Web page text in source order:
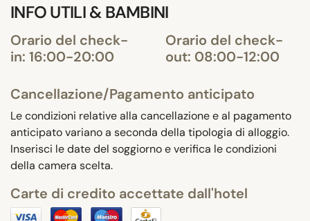
INFO UTILI & BAMBINI
Orario del check-
in: 16:00-20:00
Orario del check-
out: 08:00-12:00
Cancellazione/Pagamento anticipato
Le condizioni relative alla cancellazione e al pagamento
anticipato variano a seconda della tipologia di alloggio.
Inserisci le date del soggiorno e verifica le condizioni
della camera scelta.
Carte di credito accettate dall'hotel